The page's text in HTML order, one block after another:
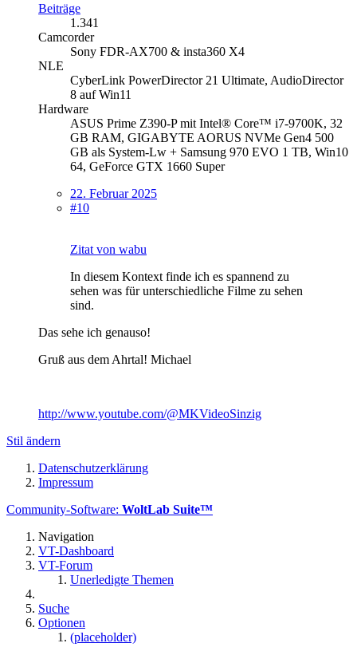
Beiträge
1.341
Camcorder
Sony FDR-AX700 & insta360 X4
NLE
CyberLink PowerDirector 21 Ultimate, AudioDirector
8 auf Win11
Hardware
ASUS Prime Z390-P mit Intel® Core™ i7-9700K, 32
GB RAM, GIGABYTE AORUS NVMe Gen4 500
GB als System-Lw + Samsung 970 EVO 1 TB, Win10
64, GeForce GTX 1660 Super
22. Februar 2025
#10
Zitat von wabu
In diesem Kontext finde ich es spannend zu
sehen was für unterschiedliche Filme zu sehen
sind.
Das sehe ich genauso!
Gruß aus dem Ahrtal! Michael
http://www.youtube.com/@MKVideoSinzig
Stil ändern
Datenschutzerklärung
Impressum
Community-Software: WoltLab Suite™
Navigation
VT-Dashboard
VT-Forum
Unerledigte Themen
Suche
Optionen
(placeholder)